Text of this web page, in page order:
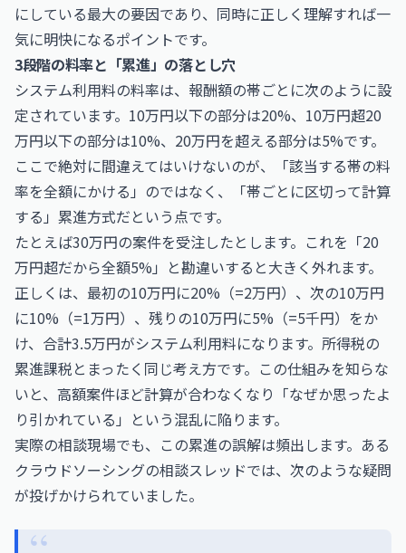
にしている最大の要因であり、同時に正しく理解すれば一
気に明快になるポイントです。
3段階の料率と「累進」の落とし穴
システム利用料の料率は、報酬額の帯ごとに次のように設
定されています。10万円以下の部分は20%、10万円超20
万円以下の部分は10%、20万円を超える部分は5%です。
ここで絶対に間違えてはいけないのが、「該当する帯の料
率を全額にかける」のではなく、「帯ごとに区切って計算
する」累進方式だという点です。
たとえば30万円の案件を受注したとします。これを「20
万円超だから全額5%」と勘違いすると大きく外れます。
正しくは、最初の10万円に20%（=2万円）、次の10万円
に10%（=1万円）、残りの10万円に5%（=5千円）をか
け、合計3.5万円がシステム利用料になります。所得税の
累進課税とまったく同じ考え方です。この仕組みを知らな
いと、高額案件ほど計算が合わなくなり「なぜか思ったよ
り引かれている」という混乱に陥ります。
実際の相談現場でも、この累進の誤解は頻出します。ある
クラウドソーシングの相談スレッドでは、次のような疑問
が投げかけられていました。